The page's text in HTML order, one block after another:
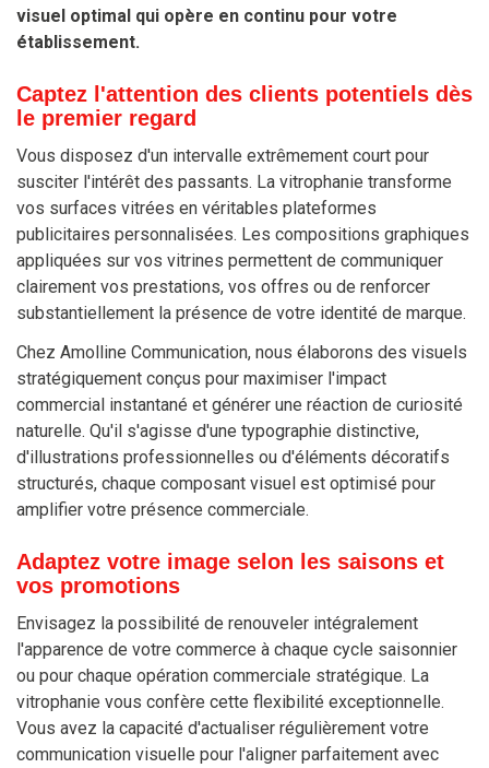
visuel optimal qui opère en continu pour votre
établissement.
Captez l'attention des clients potentiels dès
le premier regard
Vous disposez d'un intervalle extrêmement court pour
susciter l'intérêt des passants. La vitrophanie transforme
vos surfaces vitrées en véritables plateformes
publicitaires personnalisées. Les compositions graphiques
appliquées sur vos vitrines permettent de communiquer
clairement vos prestations, vos offres ou de renforcer
substantiellement la présence de votre identité de marque.
Chez Amolline Communication, nous élaborons des visuels
stratégiquement conçus pour maximiser l'impact
commercial instantané et générer une réaction de curiosité
naturelle. Qu'il s'agisse d'une typographie distinctive,
d'illustrations professionnelles ou d'éléments décoratifs
structurés, chaque composant visuel est optimisé pour
amplifier votre présence commerciale.
Adaptez votre image selon les saisons et
vos promotions
Envisagez la possibilité de renouveler intégralement
l'apparence de votre commerce à chaque cycle saisonnier
ou pour chaque opération commerciale stratégique. La
vitrophanie vous confère cette flexibilité exceptionnelle.
Vous avez la capacité d'actualiser régulièrement votre
communication visuelle pour l'aligner parfaitement avec